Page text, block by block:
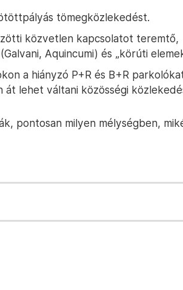
tömegközlekedést.
közvetlen kapcsolatot teremtő,
Aquincumi) és „körúti
a hiányzó P+R és B+R
lehet váltani közösségi
pontosan milyen mélységben,